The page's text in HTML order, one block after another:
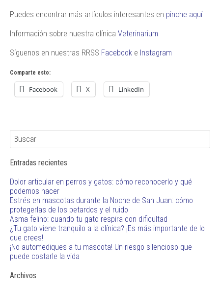
Puedes encontrar más artículos interesantes en pinche aquí
Información sobre nuestra clínica Veterinarium
Síguenos en nuestras RRSS Facebook e Instagram
Comparte esto:
Facebook X LinkedIn
Entradas recientes
Dolor articular en perros y gatos: cómo reconocerlo y qué
podemos hacer
Estrés en mascotas durante la Noche de San Juan: cómo
protegerlas de los petardos y el ruido
Asma felino: cuando tu gato respira con dificultad
¿Tu gato viene tranquilo a la clínica? ¡Es más importante de lo
que crees!
¡No automediques a tu mascota! Un riesgo silencioso que
puede costarle la vida
Archivos